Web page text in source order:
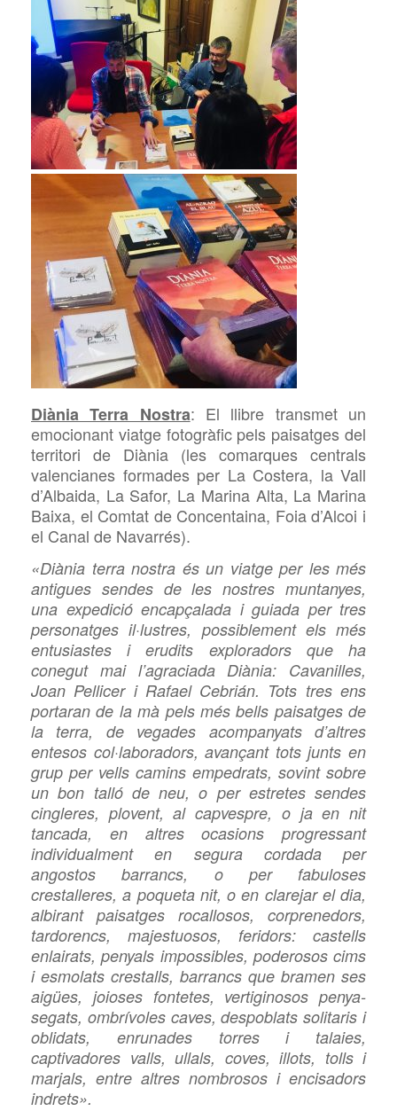
Diània Terra Nostra: El llibre transmet un
emocionant viatge fotogràfic pels paisatges del
territori de Diània (les comarques centrals
valencianes formades per La Costera, la Vall
d’Albaida, La Safor, La Marina Alta, La Marina
Baixa, el Comtat de Concentaina, Foia d’Alcoi i
el Canal de Navarrés).
«Diània terra nostra és un viatge per les més
antigues sendes de les nostres muntanyes,
una expedició encapçalada i guiada per tres
personatges il·lustres, possiblement els més
entusiastes i erudits exploradors que ha
conegut mai l’agraciada Diània: Cavanilles,
Joan Pellicer i Rafael Cebrián. Tots tres ens
portaran de la mà pels més bells paisatges de
la terra, de vegades acompanyats d’altres
entesos col·laboradors, avançant tots junts en
grup per vells camins empedrats, sovint sobre
un bon talló de neu, o per estretes sendes
cingleres, plovent, al capvespre, o ja en nit
tancada, en altres ocasions progressant
individualment en segura cordada per
angostos barrancs, o per fabuloses
crestalleres, a poqueta nit, o en clarejar el dia,
albirant paisatges rocallosos, corprenedors,
tardorencs, majestuosos, feridors: castells
enlairats, penyals impossibles, poderosos cims
i esmolats crestalls, barrancs que bramen ses
aigües, joioses fontetes, vertiginosos penya-
segats, ombrívoles caves, despoblats solitaris i
oblidats, enrunades torres i talaies,
captivadores valls, ullals, coves, illots, tolls i
marjals, entre altres nombrosos i encisadors
indrets».